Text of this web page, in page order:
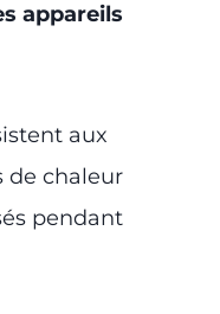
appareils
aux
de chaleur
pendant